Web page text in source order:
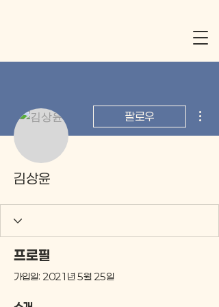
팔로우
김상윤
프로필
가입일: 2021년 5월 25일